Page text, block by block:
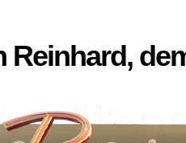
Reinhard,